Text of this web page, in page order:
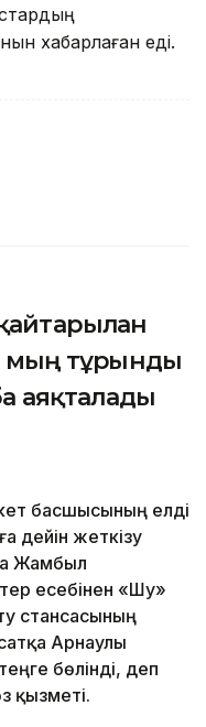
хабарлаған еді.
мың тұрғынды
аяқталады
басшысының елді
дейін жеткізу
Жамбыл
есебінен «Шу»
стансасының
Арнаулы
бөлінді, деп
қызметі.